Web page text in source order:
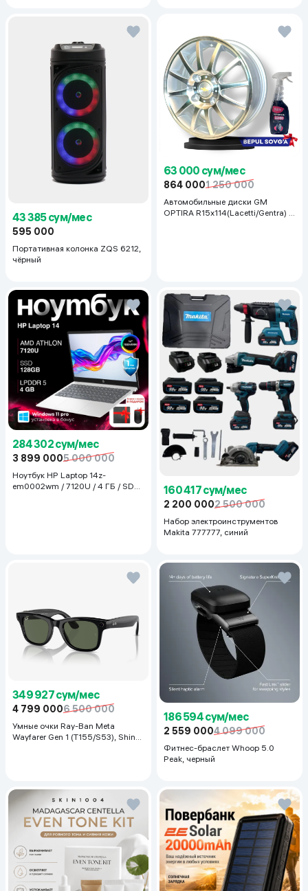
43 385 сум/мес
595 000
Портативная колонка ZQS 6212,
чёрный
63 000 сум/мес
864 0001 250 000
Автомобильные диски GM
OPTIRA R15x114(Lacetti/Gentra) 1
284 302 сум/мес
3 899 0005 000 000
Ноутбук HP Laptop 14z-
em0002wm / 7120U / 4 ГБ / SDD
160 417 сум/мес
2 200 0002 500 000
Набор электроинструментов
Makita 777777, синий
349 927 сум/мес
4 799 0006 500 000
Умные очки Ray-Ban Meta
Wayfarer Gen 1 (T155/S53), Shiny
186 594 сум/мес
2 559 0004 099 000
Фитнес-браслет Whoop 5.0
Peak, черный